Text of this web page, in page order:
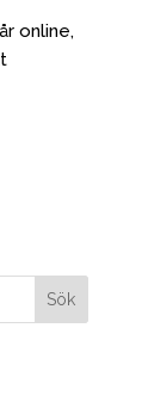
online,